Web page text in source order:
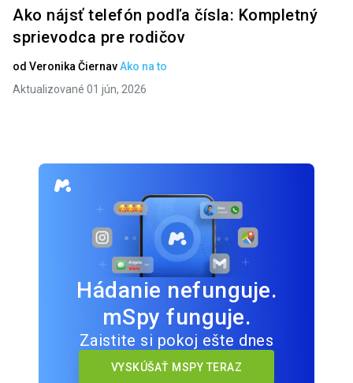
Ako nájsť telefón podľa čísla: Kompletný
sprievodca pre rodičov
od Veronika ČiernavAko na to
Aktualizované 01 jún, 2026
Hádanie nefunguje.
mSpy funguje.
Zaistite si pokoj ešte dnes
VYSKÚŠAŤ MSPY TERAZ